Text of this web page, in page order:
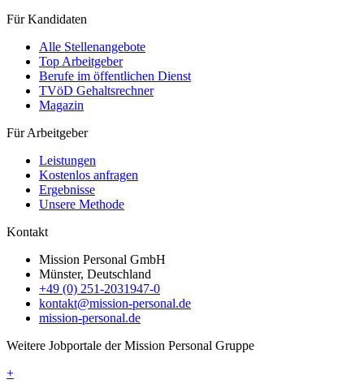
Für Kandidaten
Alle Stellenangebote
Top Arbeitgeber
Berufe im öffentlichen Dienst
TVöD Gehaltsrechner
Magazin
Für Arbeitgeber
Leistungen
Kostenlos anfragen
Ergebnisse
Unsere Methode
Kontakt
Mission Personal GmbH
Münster, Deutschland
+49 (0) 251-2031947-0
kontakt@mission-personal.de
mission-personal.de
Weitere Jobportale der Mission Personal Gruppe
+